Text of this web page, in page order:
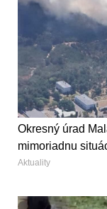
Okresný úrad
mimoriadnu
Aktuality